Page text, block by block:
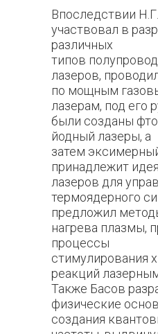
Впоследствии
участвовал в
различных
типов
лазеров,
по мощным
лазерам, под его
были созданы
йодный лазеры, а
затем
принадлежит
лазеров для
термоядерного
предложил
нагрева плазмы,
процессы
стимулирования
реакций
Также Басов
физические
создания